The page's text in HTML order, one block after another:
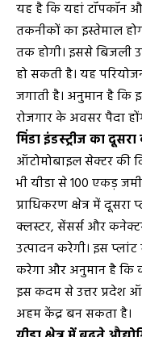
यह है कि यहां टॉपकॉन
तकनीकों का इस्तेमाल
तक होगी। इससे बिजली
हो सकती है। यह
जगाती है। अनुमान है कि
रोजगार के अवसर पैदा
मिंडा इंडस्ट्रीज का दूसरा
ऑटोमोबाइल सेक्टर की
भी यीडा से 100 एकड़
प्राधिकरण क्षेत्र में दूसरा
क्लस्टर, सेंसर्स और
उत्पादन करेगी। इस
करेगा और अनुमान है कि
इस कदम से उत्तर प्रदेश
अहम केंद्र बन सकता है।